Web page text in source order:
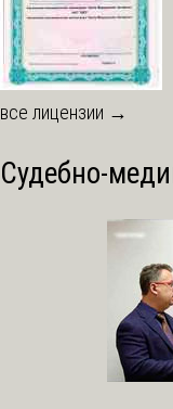
все лицензии →
Судебно-